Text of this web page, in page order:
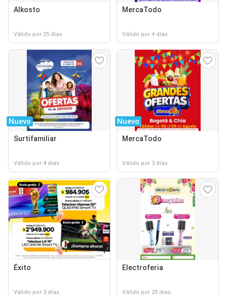
Alkosto
Válido por 25 días
MercaTodo
Válido por 4 días
Nuevo
Surtifamiliar
Válido por 4 días
Nuevo
MercaTodo
Válido por 3 días
Éxito
Válido por 3 días
Electroferia
Válido por 25 días